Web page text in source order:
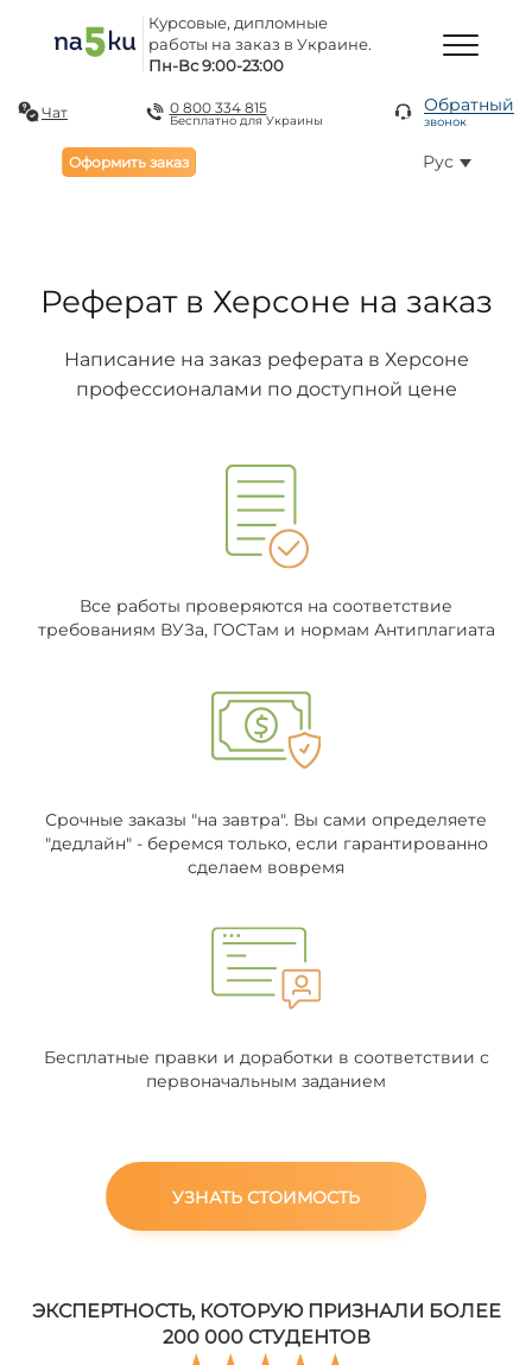
Курсовые, дипломные
работы на заказ в Украине.
Пн-Вс 9:00-23:00
Чат 0 800 334 815
Бесплатно для Украины
Обратный
звонок
Оформить заказ Рус
Реферат в Херсоне на заказ
Написание на заказ реферата в Херсоне
профессионалами по доступной цене
Все работы проверяются на соответствие
требованиям ВУЗа, ГОСТам и нормам Антиплагиата
Срочные заказы "на завтра". Вы сами определяете
"дедлайн" - беремся только, если гарантированно
сделаем вовремя
Бесплатные правки и доработки в соответствии с
первоначальным заданием
УЗНАТЬ СТОИМОСТЬ
ЭКСПЕРТНОСТЬ, КОТОРУЮ ПРИЗНАЛИ БОЛЕЕ
200 000 СТУДЕНТОВ